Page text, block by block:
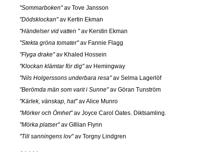
"Sommarboken"av Tove Jansson
"Dödsklockan"av Kertin Ekman
"Händelser vid vatten "av Kerstin Ekman
"Stekta gröna tomater"av Fannie Flagg
"Flyga drake"av Khaled Hossein
"Klockan klämtar för dig"av Hemingway
"Nils Holgerssons underbara resa"av Selma Lagerlöf
"Berömda män som varit i Sunne"av Göran Tunström
"Kärlek, vänskap, hat"av Alice Munro
"Mörker och Ömhet"av Joyce Carol Oates. Diktsamling.
"Mörka platser"av GIllian Flynn
"Till sanningens lov"av Torgny Lindgren